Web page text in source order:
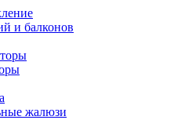
и балконов
жалюзи